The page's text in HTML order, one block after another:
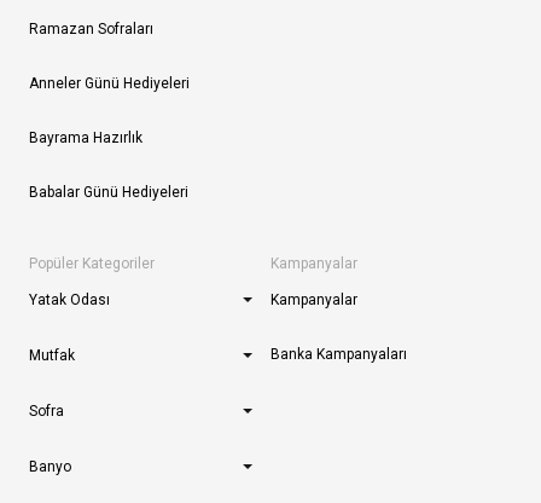
Ramazan Sofraları
Anneler Günü Hediyeleri
Bayrama Hazırlık
Babalar Günü Hediyeleri
Popüler Kategoriler
Yatak Odası
Mutfak
Sofra
Banyo
Kampanyalar
Kampanyalar
Banka Kampanyaları